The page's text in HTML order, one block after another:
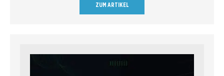
ZUM ARTIKEL